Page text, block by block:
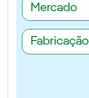
Mercado
Fabricação